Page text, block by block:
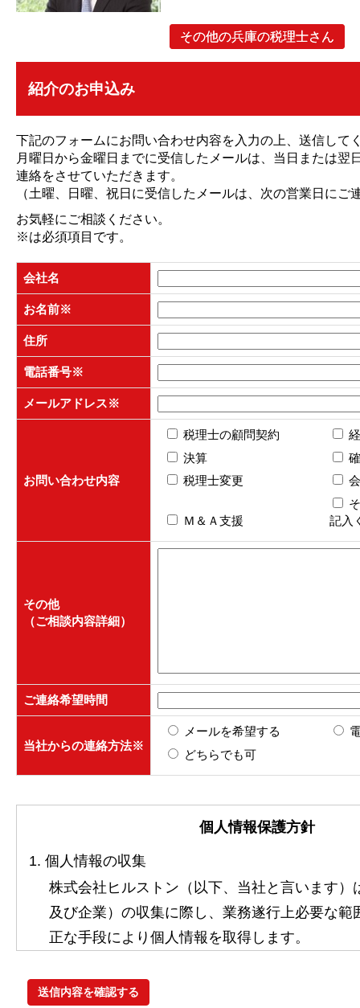
その他の兵庫の税理士さん
紹介のお申込み
下記のフォームにお問い合わせ内容を入力の上、送信して
月曜日から金曜日までに受信したメールは、当日または翌
連絡をさせていただきます。
（土曜、日曜、祝日に受信したメールは、次の営業日にご
お気軽にご相談ください。
※は必須項目です。
会社名
お名前※
住所
電話番号※
メールアドレス※
お問い合わせ内容
税理士の顧問契約
決算
税理士変更
Ｍ＆Ａ支援
記入
その他
（ご相談内容詳細）
ご連絡希望時間
当社からの連絡方法※
メールを希望する
どちらでも可
個人情報保護方針
1. 個人情報の収集
株式会社ヒルストン（以下、当社と言います）
及び企業）の収集に際し、業務遂行上必要な範
正な手段により個人情報を取得します。
2. 個人情報の利用
当社は、利用目的（税理士紹介・経理代行紹介